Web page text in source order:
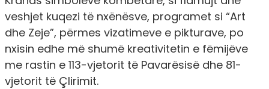
veshjet kuqezi të nxënësve, programet si “Art
dhe Zeje”, përmes vizatimeve e pikturave, po
nxisin edhe më shumë kreativitetin e fëmijëve
me rastin e 113-vjetorit të Pavarësisë dhe 81-
vjetorit të Çlirimit.